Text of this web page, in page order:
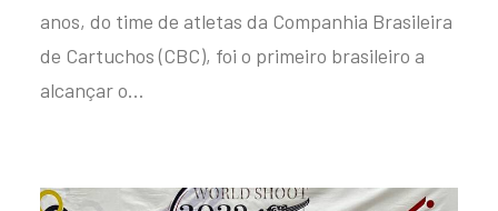
anos, do time de atletas da Companhia Brasileira
de Cartuchos (CBC), foi o primeiro brasileiro a
alcançar o…